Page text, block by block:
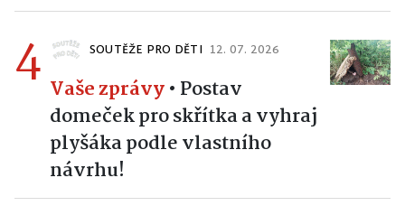
4 SOUTĚŽE PRO DĚTI 12. 07. 2026
Vaše zprávy• Postav
domeček pro skřítka a vyhraj
plyšáka podle vlastního
návrhu!